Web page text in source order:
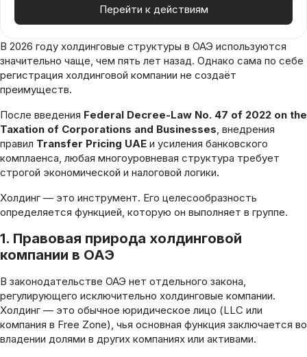
В 2026 году холдинговые структуры в ОАЭ используются
значительно чаще, чем пять лет назад. Однако сама по себе
регистрация холдинговой компании не создаёт
преимуществ.
После введения Federal Decree-Law No. 47 of 2022 on the
Taxation of Corporations and Businesses, внедрения
правил Transfer Pricing UAE и усиления банковского
комплаенса, любая многоуровневая структура требует
строгой экономической и налоговой логики.
Холдинг — это инструмент. Его целесообразность
определяется функцией, которую он выполняет в группе.
1. Правовая природа холдинговой
компании в ОАЭ
В законодательстве ОАЭ нет отдельного закона,
регулирующего исключительно холдинговые компании.
Холдинг — это обычное юридическое лицо (LLC или
компания в Free Zone), чья основная функция заключается во
владении долями в других компаниях или активами.
Перейти к действиям